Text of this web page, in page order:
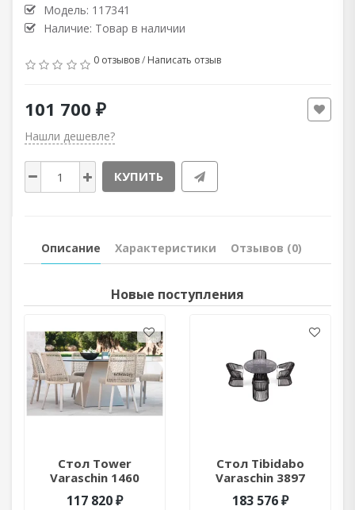
Модель: 117341
Наличие: Товар в наличии
0 отзывов/ Написать отзыв
101 700 ₽
Нашли дешевле?
КУПИТЬ
Описание Характеристики Отзывов (0)
Новые поступления
Стол Tower
Varaschin 1460
ant377052
117 820 ₽
Стол Tibidabo
Varaschin 3897
ant377051
183 576 ₽